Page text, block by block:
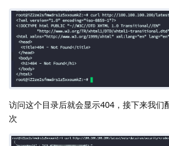
访问这个目录后就会显示404，接下来我们
次